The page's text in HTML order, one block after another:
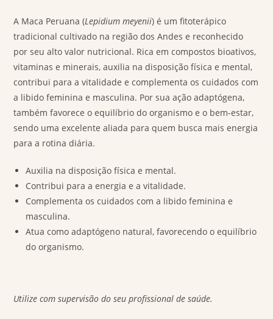
A Maca Peruana (Lepidium meyenii) é um fitoterápico
tradicional cultivado na região dos Andes e reconhecido
por seu alto valor nutricional. Rica em compostos bioativos,
vitaminas e minerais, auxilia na disposição física e mental,
contribui para a vitalidade e complementa os cuidados com
a libido feminina e masculina. Por sua ação adaptógena,
também favorece o equilíbrio do organismo e o bem-estar,
sendo uma excelente aliada para quem busca mais energia
para a rotina diária.
Auxilia na disposição física e mental.
Contribui para a energia e a vitalidade.
Complementa os cuidados com a libido feminina e
masculina.
Atua como adaptógeno natural, favorecendo o equilíbrio
do organismo.
Utilize com supervisão do seu profissional de saúde.